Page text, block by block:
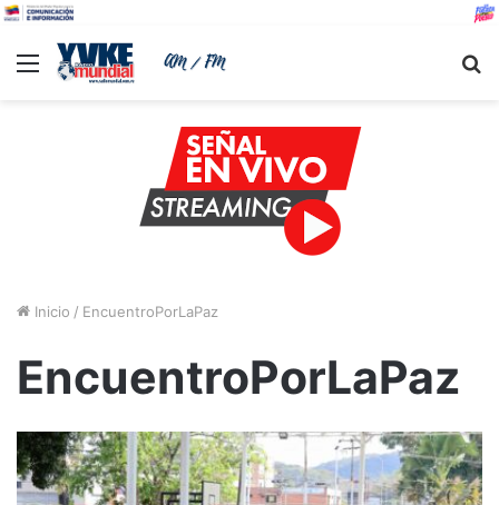
Menu
Inicio / EncuentroPorLaPaz
EncuentroPorLaPaz